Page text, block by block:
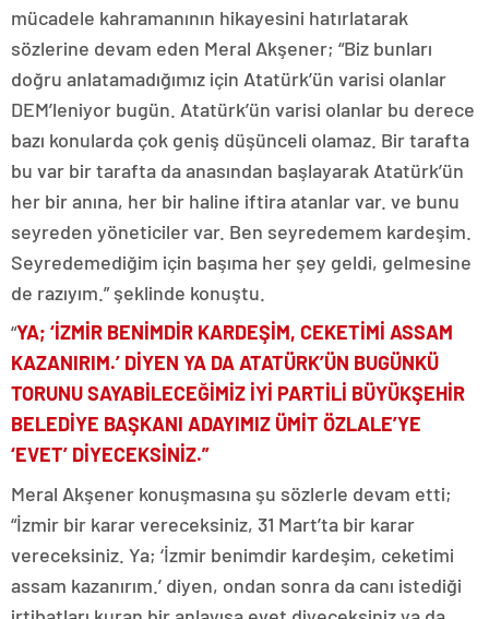
mücadele kahramanının hikayesini hatırlatarak
sözlerine devam eden Meral Akşener; “Biz bunları
doğru anlatamadığımız için Atatürk’ün varisi olanlar
DEM’leniyor bugün. Atatürk’ün varisi olanlar bu derece
bazı konularda çok geniş düşünceli olamaz. Bir tarafta
bu var bir tarafta da anasından başlayarak Atatürk’ün
her bir anına, her bir haline iftira atanlar var. ve bunu
seyreden yöneticiler var. Ben seyredemem kardeşim.
Seyredemediğim için başıma her şey geldi, gelmesine
de razıyım.” şeklinde konuştu.
“YA; ‘İZMİR BENİMDİR KARDEŞİM, CEKETİMİ ASSAM
KAZANIRIM.’ DİYEN YA DA ATATÜRK’ÜN BUGÜNKÜ
TORUNU SAYABİLECEĞİMİZ İYİ PARTİLİ BÜYÜKŞEHİR
BELEDİYE BAŞKANI ADAYIMIZ ÜMİT ÖZLALE’YE
‘EVET’ DİYECEKSİNİZ.”
Meral Akşener konuşmasına şu sözlerle devam etti;
“İzmir bir karar vereceksiniz, 31 Mart’ta bir karar
vereceksiniz. Ya; ‘İzmir benimdir kardeşim, ceketimi
assam kazanırım.’ diyen, ondan sonra da canı istediği